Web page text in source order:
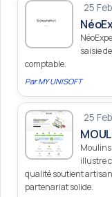
25
saisie
comptable.
ParMY UNISOFT
25
Moulins
illustre
qualité soutient
partenariat solide.